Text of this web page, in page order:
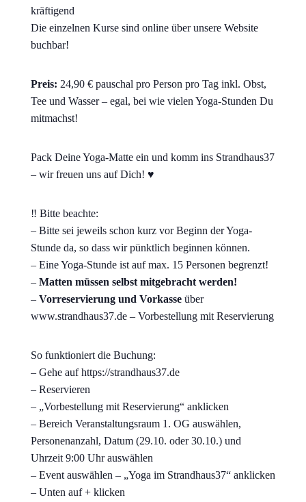
kräftigend
Die einzelnen Kurse sind online über unsere Website
buchbar!
Preis: 24,90 € pauschal pro Person pro Tag inkl. Obst,
Tee und Wasser – egal, bei wie vielen Yoga-Stunden Du
mitmachst!
Pack Deine Yoga-Matte ein und komm ins Strandhaus37
– wir freuen uns auf Dich! ♥
‼ Bitte beachte:
– Bitte sei jeweils schon kurz vor Beginn der Yoga-
Stunde da, so dass wir pünktlich beginnen können.
– Eine Yoga-Stunde ist auf max. 15 Personen begrenzt!
–Matten müssen selbst mitgebracht werden!
– Vorreservierung und Vorkasseüber
www.strandhaus37.de – Vorbestellung mit Reservierung
So funktioniert die Buchung:
– Gehe auf https://strandhaus37.de
– Reservieren
– „Vorbestellung mit Reservierung“ anklicken
– Bereich Veranstaltungsraum 1. OG auswählen,
Personenanzahl, Datum (29.10. oder 30.10.) und
Uhrzeit 9:00 Uhr auswählen
– Event auswählen – „Yoga im Strandhaus37“ anklicken
– Unten auf + klicken